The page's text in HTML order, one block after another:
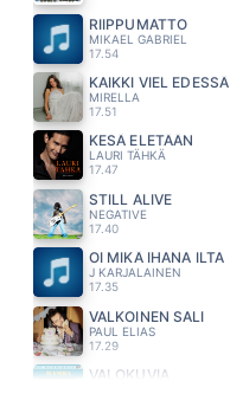
RIIPPUMATTO
MIKAEL GABRIEL
17.54
KAIKKI VIEL EDESSÄ
MIRELLA
17.51
KESÄ ELETÄÄN
LAURI TÄHKÄ
17.47
STILL ALIVE
NEGATIVE
17.40
OI MIKÄ IHANA ILTA
J KARJALAINEN
17.35
VALKOINEN SALI
PAUL ELIAS
17.29
VALOKUVIA